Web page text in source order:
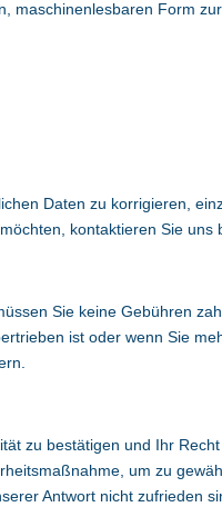
maschinenlesbaren Form
Daten zu korrigieren,
kontaktieren Sie uns
Sie keine Gebühren
ist oder wenn Sie
zu bestätigen und Ihr
um zu
Antwort nicht zufrieden